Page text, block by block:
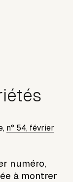
n° 54, février
numéro,
à montrer